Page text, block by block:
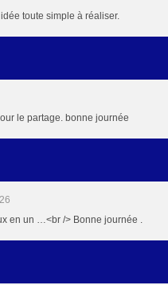
toute simple à réaliser.
le partage. bonne journée
en un …<br /> Bonne journée .